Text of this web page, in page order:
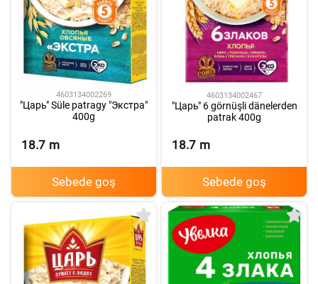
4603134002269
"Царь" Süle patragy "Экстра"
400g
18.7 m
Sebede goş
4603134002467
"Царь" 6 görnüşli dänelerden
patrak 400g
18.7 m
Sebede goş